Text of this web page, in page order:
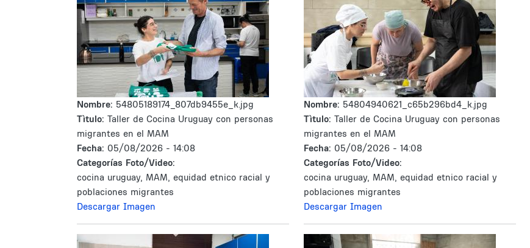
Nombre: 54805189174_807db9455e_k.jpg
Tìtulo: Taller de Cocina Uruguay con personas
migrantes en el MAM
Fecha: 05/08/2026 - 14:08
Categorías Foto/Video:
cocina uruguay, MAM, equidad etnico racial y
poblaciones migrantes
Descargar Imagen
Nombre: 54804940621_c65b296bd4_k.jpg
Tìtulo: Taller de Cocina Uruguay con personas
migrantes en el MAM
Fecha: 05/08/2026 - 14:08
Categorías Foto/Video:
cocina uruguay, MAM, equidad etnico racial y
poblaciones migrantes
Descargar Imagen